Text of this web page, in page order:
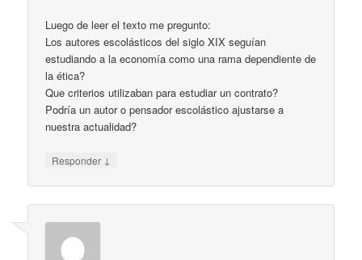
Luego de leer el texto me pregunto:
Los autores escolásticos del siglo XIX seguían
estudiando a la economía como una rama dependiente de
la ética?
Que criterios utilizaban para estudiar un contrato?
Podría un autor o pensador escolástico ajustarse a
nuestra actualidad?
Responder ↓